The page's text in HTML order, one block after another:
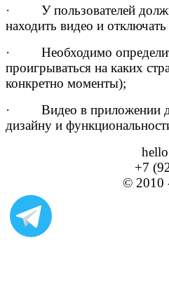
· У пользователей
находить видео и
· Необходимо
проигрываться на каких
конкретно моменты);
· Видео в приложении
дизайну и
+7
© 2010